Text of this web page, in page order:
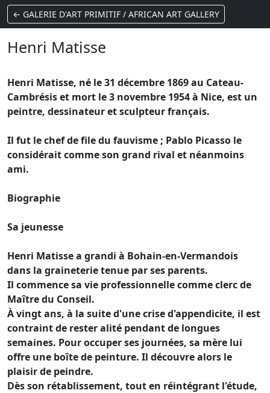
← GALERIE D'ART PRIMITIF / AFRICAN ART GALLERY
Henri Matisse
Henri Matisse, né le 31 décembre 1869 au Cateau-
Cambrésis et mort le 3 novembre 1954 à Nice, est un
peintre, dessinateur et sculpteur français.
Il fut le chef de file du fauvisme ; Pablo Picasso le
considérait comme son grand rival et néanmoins
ami.
Biographie
Sa jeunesse
Henri Matisse a grandi à Bohain-en-Vermandois
dans la graineterie tenue par ses parents.
Il commence sa vie professionnelle comme clerc de
Maître du Conseil.
À vingt ans, à la suite d'une crise d'appendicite, il est
contraint de rester alité pendant de longues
semaines. Pour occuper ses journées, sa mère lui
offre une boîte de peinture. Il découvre alors le
plaisir de peindre.
Dès son rétablissement, tout en réintégrant l'étude,